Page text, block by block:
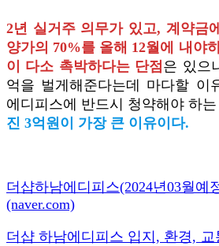
2년 실거주 의무가 있고, 계약금
양가의 70%를 올해 12월에 내야
이 다소 촉박하다는 단점 은 있으
억을 벌게해준다는데 마다할 이
에디피스에 반드시 청약해야 하
진 3억원이 가장 큰 이유이다.
더샵하남에디피스(2024년03
(naver.com)
더샵 하남에디피스 입지, 환경,